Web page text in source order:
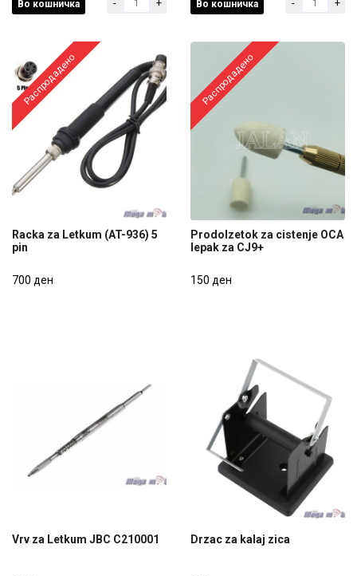
300 ден
Во кошничка - + 3.000 ден
Во кошничка - +
Распродадено
pin
Racka za Letkum (AT-936) 5
pin
700 ден
Распродадено
lepak za CJ9+
Prodolzetok za cistenje OCA
lepak za CJ9+
150 ден
Vrv za Letkum JBC C210001 Drzac za kalaj zica